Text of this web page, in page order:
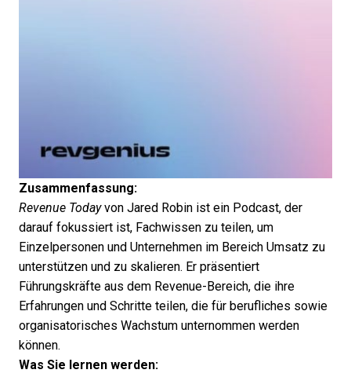
Zusammenfassung:
Revenue Todayvon Jared Robin ist ein Podcast, der
darauf fokussiert ist, Fachwissen zu teilen, um
Einzelpersonen und Unternehmen im Bereich Umsatz zu
unterstützen und zu skalieren. Er präsentiert
Führungskräfte aus dem Revenue-Bereich, die ihre
Erfahrungen und Schritte teilen, die für berufliches sowie
organisatorisches Wachstum unternommen werden
können.
Was Sie lernen werden: